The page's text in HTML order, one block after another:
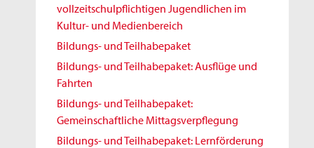
vollzeitschulpflichtigen Jugendlichen im
Kultur- und Medienbereich
Bildungs- und Teilhabepaket
Bildungs- und Teilhabepaket: Ausflüge und
Fahrten
Bildungs- und Teilhabepaket:
Gemeinschaftliche Mittagsverpflegung
Bildungs- und Teilhabepaket: Lernförderung